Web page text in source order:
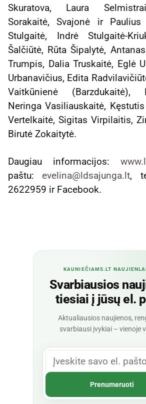
Skuratova, Laura
Sorakaitė, Svajonė ir
Stulgaitė, Indrė Stulgaitė-
Šalčiūtė, Rūta Šipalytė,
Trumpis, Dalia Truskaitė, Eglė
Urbanavičius, Edita
Vaitkūnienė (Barzdukaitė),
Neringa Vasiliauskaitė,
Vertelkaitė, Sigitas Virpilaitis,
Birutė Zokaitytė.
Daugiau informacijos:
paštu: evelina@ldsajunga.lt,
2622959 ir Facebook.
KAUNIEČIAMS.LT
Svarbiausios
tiesiai į jūsų el.
Aktualiausios naujienos,
svarbiausi įvykiai – vienoje